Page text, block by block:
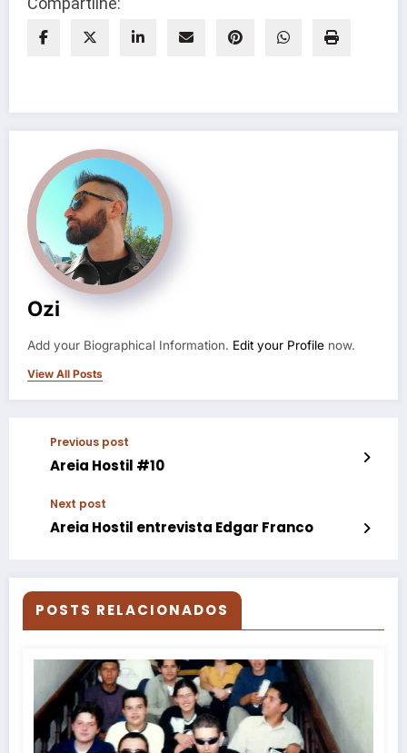
Ozi
Add your Biographical Information. Edit your Profile now.
View All Posts
Previous post
Areia Hostil #10
Next post
Areia Hostil entrevista Edgar Franco
POSTS RELACIONADOS